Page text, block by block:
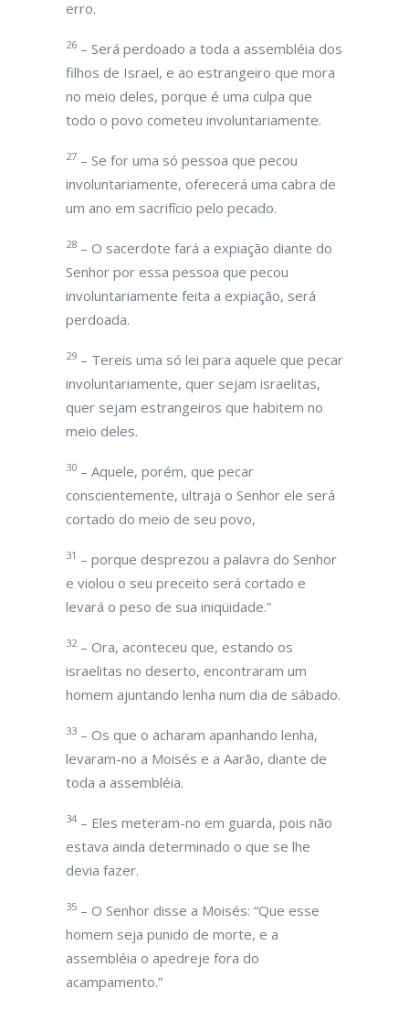
erro.
26 – Será perdoado a toda a assembléia dos
filhos de Israel, e ao estrangeiro que mora
no meio deles, porque é uma culpa que
todo o povo cometeu involuntariamente.
27 – Se for uma só pessoa que pecou
involuntariamente, oferecerá uma cabra de
um ano em sacrifício pelo pecado.
28 – O sacerdote fará a expiação diante do
Senhor por essa pessoa que pecou
involuntariamente feita a expiação, será
perdoada.
29 – Tereis uma só lei para aquele que pecar
involuntariamente, quer sejam israelitas,
quer sejam estrangeiros que habitem no
meio deles.
30 – Aquele, porém, que pecar
conscientemente, ultraja o Senhor ele será
cortado do meio de seu povo,
31 – porque desprezou a palavra do Senhor
e violou o seu preceito será cortado e
levará o peso de sua iniqüidade.”
32– Ora, aconteceu que, estando os
israelitas no deserto, encontraram um
homem ajuntando lenha num dia de sábado.
33 – Os que o acharam apanhando lenha,
levaram-no a Moisés e a Aarão, diante de
toda a assembléia.
34 – Eles meteram-no em guarda, pois não
estava ainda determinado o que se lhe
devia fazer.
35 – O Senhor disse a Moisés: “Que esse
homem seja punido de morte, e a
assembléia o apedreje fora do
acampamento.”